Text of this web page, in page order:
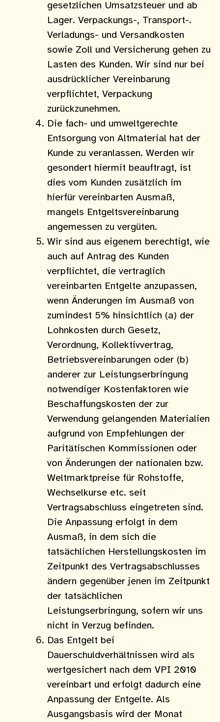
gesetzlichen Umsatzsteuer und ab
Lager. Verpackungs-, Transport-.
Verladungs- und Versandkosten
sowie Zoll und Versicherung gehen zu
Lasten des Kunden. Wir sind nur bei
ausdrücklicher Vereinbarung
verpflichtet, Verpackung
zurückzunehmen.
Die fach- und umweltgerechte
Entsorgung von Altmaterial hat der
Kunde zu veranlassen. Werden wir
gesondert hiermit beauftragt, ist
dies vom Kunden zusätzlich im
hierfür vereinbarten Ausmaß,
mangels Entgeltsvereinbarung
angemessen zu vergüten.
Wir sind aus eigenem berechtigt, wie
auch auf Antrag des Kunden
verpflichtet, die vertraglich
vereinbarten Entgelte anzupassen,
wenn Änderungen im Ausmaß von
zumindest 5% hinsichtlich (a) der
Lohnkosten durch Gesetz,
Verordnung, Kollektivvertrag,
Betriebsvereinbarungen oder (b)
anderer zur Leistungserbringung
notwendiger Kostenfaktoren wie
Beschaffungskosten der zur
Verwendung gelangenden Materialien
aufgrund von Empfehlungen der
Paritätischen Kommissionen oder
von Änderungen der nationalen bzw.
Weltmarktpreise für Rohstoffe,
Wechselkurse etc. seit
Vertragsabschluss eingetreten sind.
Die Anpassung erfolgt in dem
Ausmaß, in dem sich die
tatsächlichen Herstellungskosten im
Zeitpunkt des Vertragsabschlusses
ändern gegenüber jenen im Zeitpunkt
der tatsächlichen
Leistungserbringung, sofern wir uns
nicht in Verzug befinden.
Das Entgelt bei
Dauerschuldverhältnissen wird als
wertgesichert nach dem VPI 2010
vereinbart und erfolgt dadurch eine
Anpassung der Entgelte. Als
Ausgangsbasis wird der Monat